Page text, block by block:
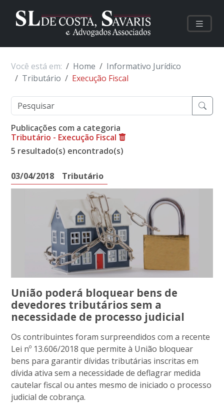
Você está em: Home
Informativo Jurídico
Tributário
Execução Fiscal
Publicações com a categoria
Tributário - Execução Fiscal
5 resultado(s) encontrado(s)
03/04/2018 Tributário
União poderá bloquear bens de
devedores tributários sem a
necessidade de processo judicial
Os contribuintes foram surpreendidos com a recente
Lei nº 13.606/2018 que permite à União bloquear
bens para garantir dívidas tributárias inscritas em
dívida ativa sem a necessidade de deflagrar medida
cautelar fiscal ou antes mesmo de iniciado o processo
judicial de cobrança.